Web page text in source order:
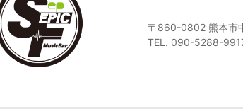
〒860-0802 熊本市
TEL. 090-5288-